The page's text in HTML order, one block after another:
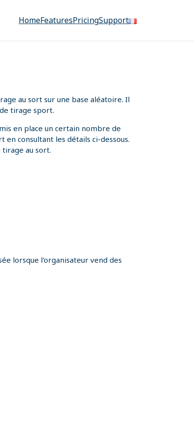
HomeFeaturesPricingSupport
au sort sur une base aléatoire. Il
tirage sport.
en place un certain nombre de
consultant les détails ci-dessous.
au sort.
lorsque l'organisateur vend des